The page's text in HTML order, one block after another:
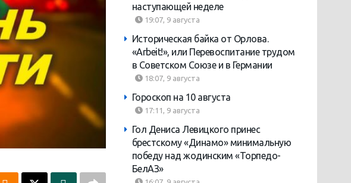
наступающей неделе
19:07, 9 августа
Историческая байка от Орлова.
«Arbeit!», или Перевоспитание трудом
в Советском Союзе и в Германии
18:07, 9 августа
Гороскоп на 10 августа
17:11, 9 августа
Гол Дениса Левицкого принес
брестскому «Динамо» минимальную
победу над жодинским «Торпедо-
БелАЗ»